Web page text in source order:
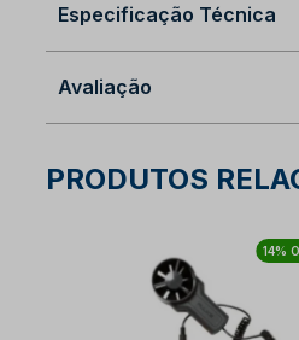
Especificação Técnica
Avaliação
PRODUTOS
14%